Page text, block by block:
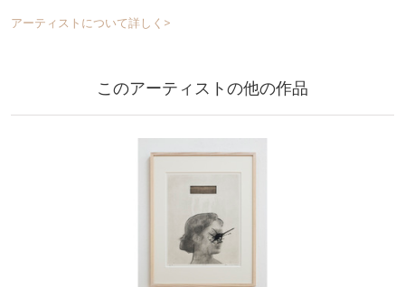
アーティストについて詳しく>
このアーティストの他の作品